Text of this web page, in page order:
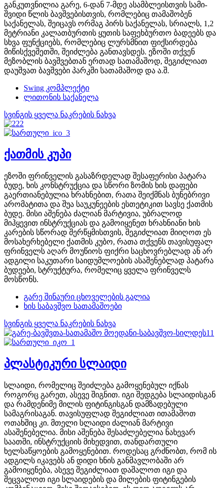
განკუთვნილია გარე, 6-დან 7-მდე ასამბლეისთვის სამი-
შვიდი წლის ბავშვებისთვის, რომლებიც თამაშობენ
საქანელას, შეიცავს ორმაგ პირს საქანელას, სრიალს, 1,2
მეტრიანი კალათბურთის ყუთის საფეხბურთო ბადეებს და
სხვა ფუნქციებს, რომლებიც ლურსმნით ფიქსირდება
მიწისქვეშეთში, შეიძლება განთავსდეს. ეზოში თქვენ
მეზობლის ბავშვებთან ერთად სათამაშოდ, შეგიძლიათ
დაუშვათ ბავშვები პარკში სათამაშოდ და ა.შ.
Swing კომპლექტი
ლითონის საქანელა
სვინგის ყველა ნაკრების ნახვა
ქათმის კუპი
ეზოში ფრინველის გასაზრდელად შესაფერისი პატარა
ბუდე, ხის კონსტრუქცია და სწორი ზომის ხის დაფები
გაერთიანებულია ხრახნებით, რათა შეიქმნას ბუნებრივი
არომატითა და შუა საუკუნეების ესთეტიკით სავსე ქათმის
ბუდე. მისი აშენება ძალიან მარტივია, უბრალოდ
მიჰყევით ინსტრუქციას და გამოიყენეთ ხრახნიანი ხის
კარების სწორად შერწყმისთვის, შეგიძლიათ მიიღოთ ეს
მოსახერხებელი ქათმის კუბო, რათა თქვენს თავისუფალ
ფრინველს აღარ მოუწიოს ფიქრი საცხოვრებლად ან არ
ადგილი საკუთარი საიდუმლოების ასაშენებლად პატარა
ბუდეები, სტრუქტურა, რომელიც ყველა ფრინველს
მოსწონს.
გარე შინაური ცხოველების გალია
ხის საბავშვო სათამაშოები
სვინგის ყველა ნაკრების ნახვა
პლასტიკური სლაიდი
სლაიდი, რომელიც შეიძლება გამოყენებულ იქნას
როგორც გარეთ, ასევე შიგნით. იგი შედგება სლაიდისგან
და რამდენიმე მილის ფიტინგისგან დამზადებული
სამაგრისაგან. თავისუფლად შეგიძლიათ ითამაშოთ
ოთახშიც კი. მთელი სლაიდი ძალიან მარტივი
ასაშენებელია. მისი აშენება შესაძლებელია ნახევარ
საათში, ინსტრუქციის მიხედვით, თანდართული
ხელსაწყოების გამოყენებით. როდესაც გრძნობთ, რომ ის
ადგილს იკავებს ან დიდი ხნის განმავლობაში არ
გამოიყენება, ასევე შეგიძლიათ დაშალოთ იგი და
შეცვალოთ იგი სლაიდების და მილების ფიტინგების